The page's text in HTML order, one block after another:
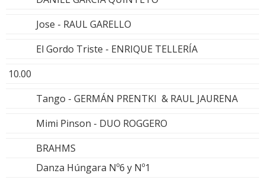
Jose - RAUL GARELLO
El Gordo Triste - ENRIQUE TELLERÍA
10.00
Tango - GERMÁN PRENTKI & RAUL JAURENA
Mimi Pinson - DUO ROGGERO
BRAHMS
Danza Húngara Nº6 y Nº1